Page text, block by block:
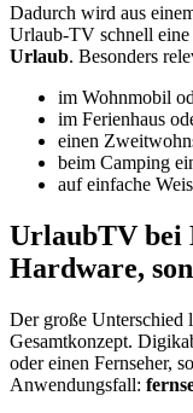
Dadurch wird aus
Urlaub-TV schnell
Urlaub. Besonders
im Wohnmobil
im Ferienhaus
einen
beim Camping
auf einfache
UrlaubTV bei
Hardware,
Der große Unterschied
Gesamtkonzept.
oder einen Fernseher,
Anwendungsfall: